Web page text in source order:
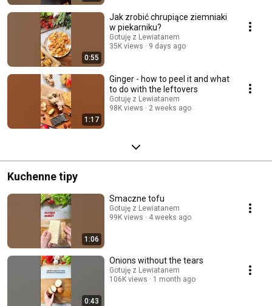
0:55
Jak zrobić chrupiące ziemniaki
w piekarniku?
Gotuję z Lewiatanem
35K views
9 days ago
1:17
Ginger - how to peel it and what
to do with the leftovers
Gotuję z Lewiatanem
98K views
2 weeks ago
Kuchenne tipy
1:06
Smaczne tofu
Gotuję z Lewiatanem
99K views
4 weeks ago
0:43
Onions without the tears
Gotuję z Lewiatanem
106K views
1 month ago